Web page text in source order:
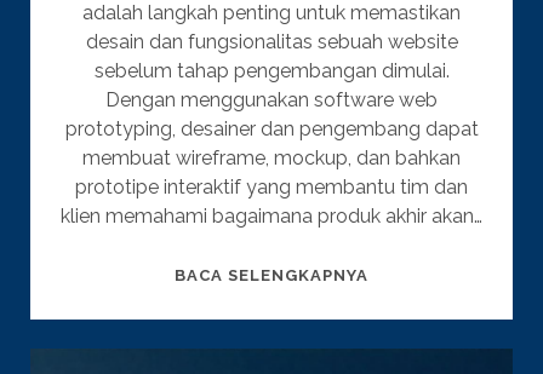
adalah langkah penting untuk memastikan
desain dan fungsionalitas sebuah website
sebelum tahap pengembangan dimulai.
Dengan menggunakan software web
prototyping, desainer dan pengembang dapat
membuat wireframe, mockup, dan bahkan
prototipe interaktif yang membantu tim dan
klien memahami bagaimana produk akhir akan…
BACA SELENGKAPNYA